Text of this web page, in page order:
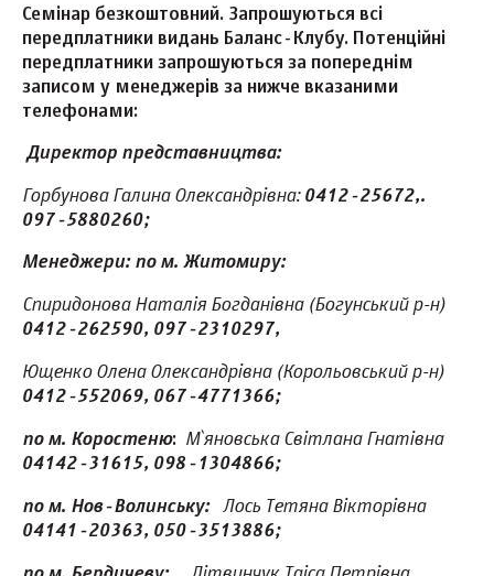
Семінар безкоштовний. Запрошуються всі
передплатники видань Баланс-Клубу. Потенційні
передплатники запрошуються за попереднім
записом у менеджерів за нижче вказаними
телефонами:
Директор представництва:
Горбунова Галина Олександрівна:0412-25672,.
097-5880260;
Менеджери: по м. Житомиру:
Спиридонова Наталія Богданівна (Богунський р-н)
0412-262590, 097-2310297,
Ющенко Олена Олександрівна (Корольовський р-н)
0412-552069, 067-4771366;
по м. Коростеню: М`яновська Світлана Гнатівна
04142-31615, 098-1304866;
по м. Нов-Волинську: Лось Тетяна Вікторівна
04141-20363, 050-3513886;